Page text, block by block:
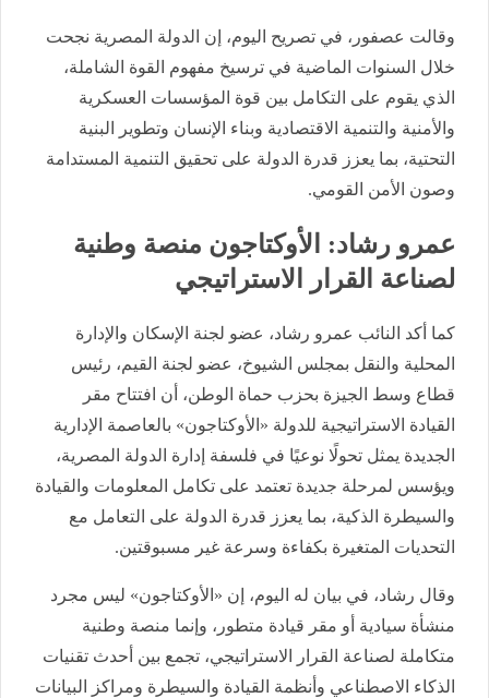
وقالت عصفور، في تصريح اليوم، إن الدولة المصرية نجحت
خلال السنوات الماضية في ترسيخ مفهوم القوة الشاملة،
الذي يقوم على التكامل بين قوة المؤسسات العسكرية
والأمنية والتنمية الاقتصادية وبناء الإنسان وتطوير البنية
التحتية، بما يعزز قدرة الدولة على تحقيق التنمية المستدامة
وصون الأمن القومي.
عمرو رشاد: الأوكتاجون منصة وطنية
لصناعة القرار الاستراتيجي
كما أكد النائب عمرو رشاد، عضو لجنة الإسكان والإدارة
المحلية والنقل بمجلس الشيوخ، عضو لجنة القيم، رئيس
قطاع وسط الجيزة بحزب حماة الوطن، أن افتتاح مقر
القيادة الاستراتيجية للدولة «الأوكتاجون» بالعاصمة الإدارية
الجديدة يمثل تحولًا نوعيًا في فلسفة إدارة الدولة المصرية،
ويؤسس لمرحلة جديدة تعتمد على تكامل المعلومات والقيادة
والسيطرة الذكية، بما يعزز قدرة الدولة على التعامل مع
التحديات المتغيرة بكفاءة وسرعة غير مسبوقتين.
وقال رشاد، في بيان له اليوم، إن «الأوكتاجون» ليس مجرد
منشأة سيادية أو مقر قيادة متطور، وإنما منصة وطنية
متكاملة لصناعة القرار الاستراتيجي، تجمع بين أحدث تقنيات
الذكاء الاصطناعي وأنظمة القيادة والسيطرة ومراكز البيانات